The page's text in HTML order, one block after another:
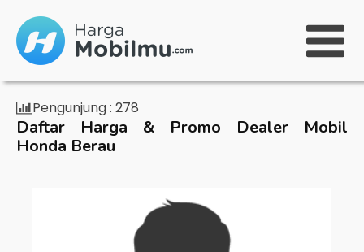
Pengunjung : 278
Daftar Harga & Promo Dealer Mobil
Honda Berau